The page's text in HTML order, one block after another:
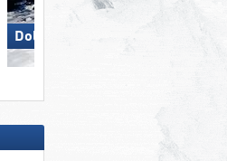
Dolomites Val Gardena